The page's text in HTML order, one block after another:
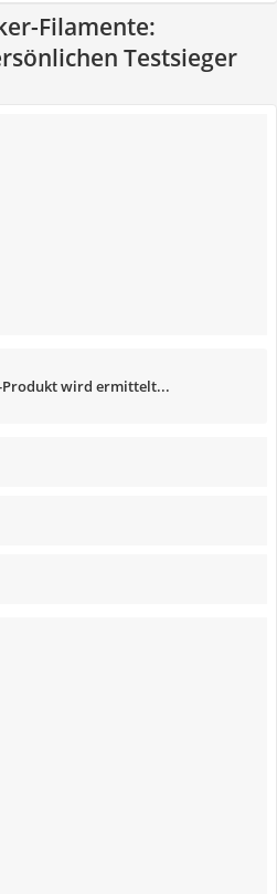
Filamente:
Testsieger
Produkt wird ermittelt...